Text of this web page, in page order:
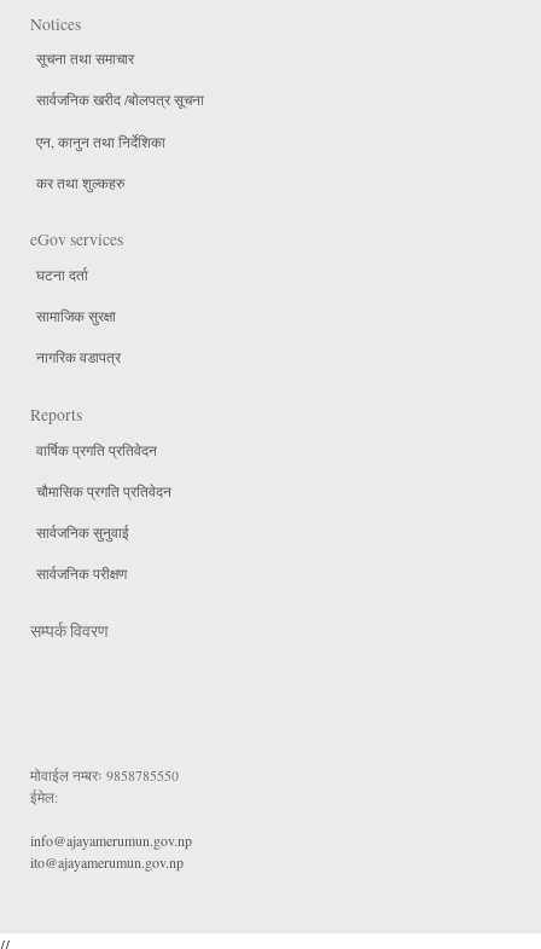
Notices
सूचना तथा समाचार
सार्वजनिक खरीद /बोलपत्र सूचना
एन, कानुन तथा निर्देशिका
कर तथा शुल्कहरु
eGov services
घटना दर्ता
सामाजिक सुरक्षा
नागरिक वडापत्र
Reports
वार्षिक प्रगति प्रतिवेदन
चौमासिक प्रगति प्रतिवेदन
सार्वजनिक सुनुवाई
सार्वजनिक परीक्षण
सम्पर्क विवरण
मोवाईल नम्बरः 9858785550
ईमेल:
info@ajayamerumun.gov.np
ito@ajayamerumun.gov.np